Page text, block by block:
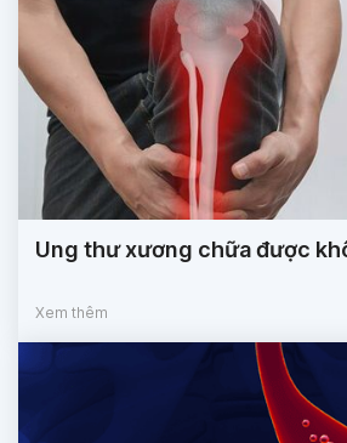
Ung thư xương chữa được
Xem thêm